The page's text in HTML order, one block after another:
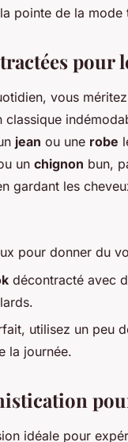
pointe de la
pour
vous
classique
jean ou une robe
un chignon bun,
gardant les
pour donner du
décontracté avec
utilisez un peu
la journée.
idéale pour